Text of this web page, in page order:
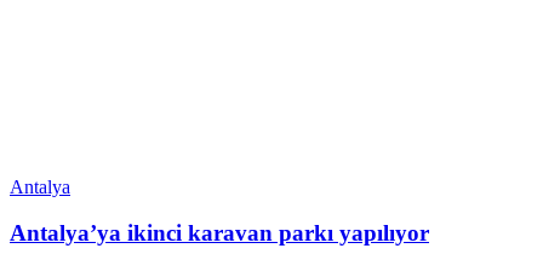
Antalya
Antalya’ya ikinci karavan parkı yapılıyor